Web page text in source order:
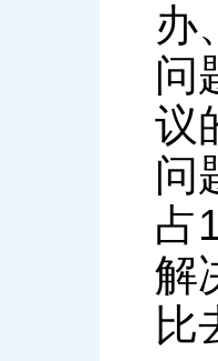
办
问
议
问
占
解
比